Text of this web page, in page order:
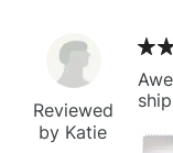
Reviewed
by Katie